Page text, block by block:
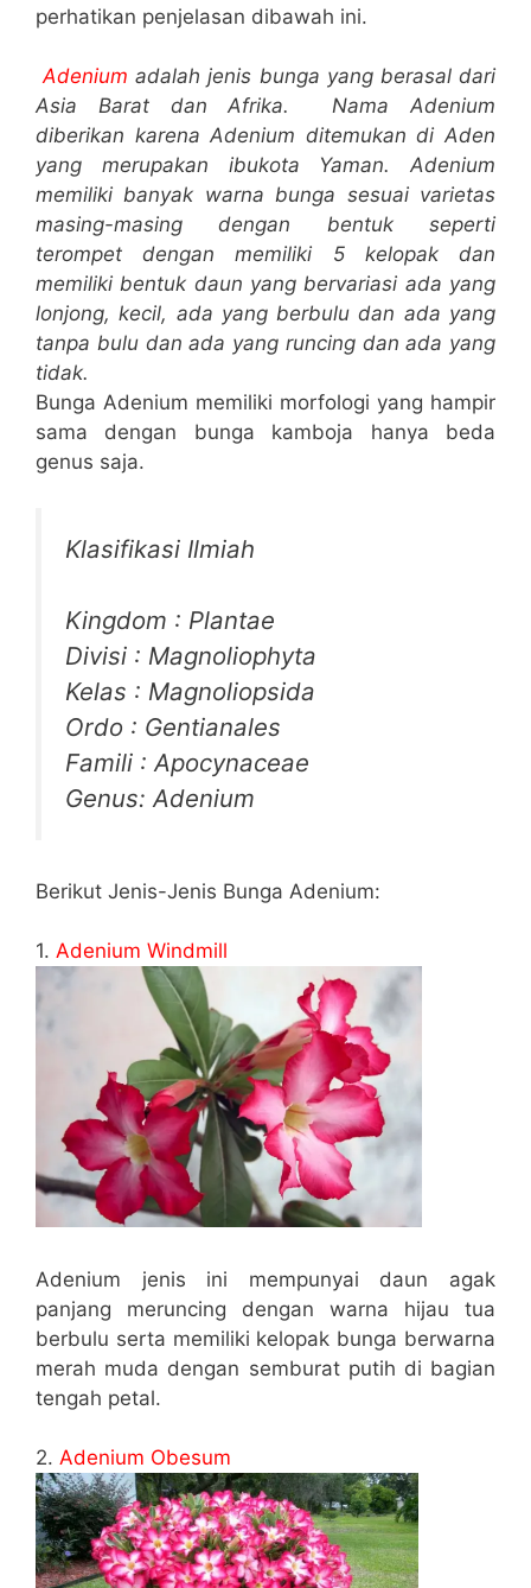
perhatikan penjelasan dibawah ini.
Adenium adalah jenis bunga yang berasal dari
Asia Barat dan Afrika. Nama Adenium
diberikan karena Adenium ditemukan di Aden
yang merupakan ibukota Yaman. Adenium
memiliki banyak warna bunga sesuai varietas
masing-masing dengan bentuk seperti
terompet dengan memiliki 5 kelopak dan
memiliki bentuk daun yang bervariasi ada yang
lonjong, kecil, ada yang berbulu dan ada yang
tanpa bulu dan ada yang runcing dan ada yang
tidak.
Bunga Adenium memiliki morfologi yang hampir
sama dengan bunga kamboja hanya beda
genus saja.
Klasifikasi Ilmiah
Kingdom : Plantae
Divisi : Magnoliophyta
Kelas : Magnoliopsida
Ordo : Gentianales
Famili : Apocynaceae
Genus: Adenium
Berikut Jenis-Jenis Bunga Adenium:
1. Adenium Windmill
Adenium jenis ini mempunyai daun agak
panjang meruncing dengan warna hijau tua
berbulu serta memiliki kelopak bunga berwarna
merah muda dengan semburat putih di bagian
tengah petal.
2. Adenium Obesum